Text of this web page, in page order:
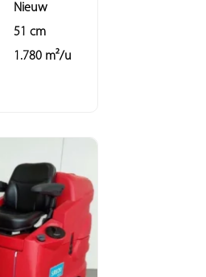
Nieuw
51 cm
1.780 m²/u